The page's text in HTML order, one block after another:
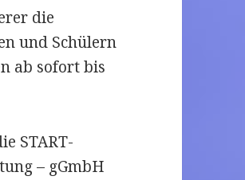
die
und Schülern
ab sofort bis
START-
– gGmbH